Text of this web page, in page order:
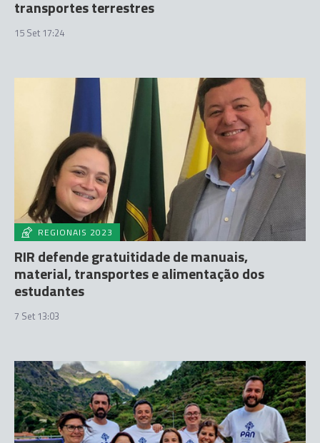
transportes terrestres
15 Set 17:24
REGIONAIS 2023
RIR defende gratuitidade de manuais,
material, transportes e alimentação dos
estudantes
7 Set 13:03